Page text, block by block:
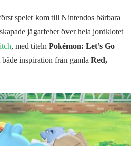
spelet kom till Nintendos bärbara
jägarfeber över hela jordklotet
, med titeln Pokémon: Let’s Go
inspiration från gamla Red,